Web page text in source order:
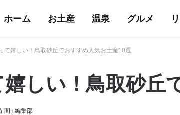
ホーム お土産 温泉 グルメ
て嬉しい！鳥取砂丘でおすすめ人気お土産10選
嬉しい！鳥取砂丘
間｣ 編集部